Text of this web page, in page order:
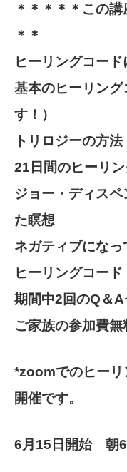
＊＊＊＊＊この
＊＊
ヒーリングコー
基本のヒーリン
す！）
トリロジーの方
21日間のヒーリン
ジョー・ディス
た瞑想
ネガティブにな
ヒーリングコード
期間中2回のQ＆
ご家族の参加費無
*zoomでのヒーリ
開催です。
6月15日開始 朝